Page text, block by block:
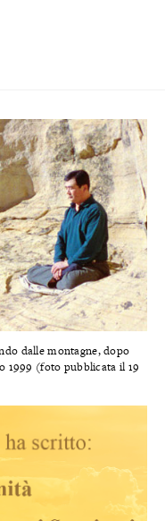
dalle montagne, dopo
1999 (foto pubblicata il 19